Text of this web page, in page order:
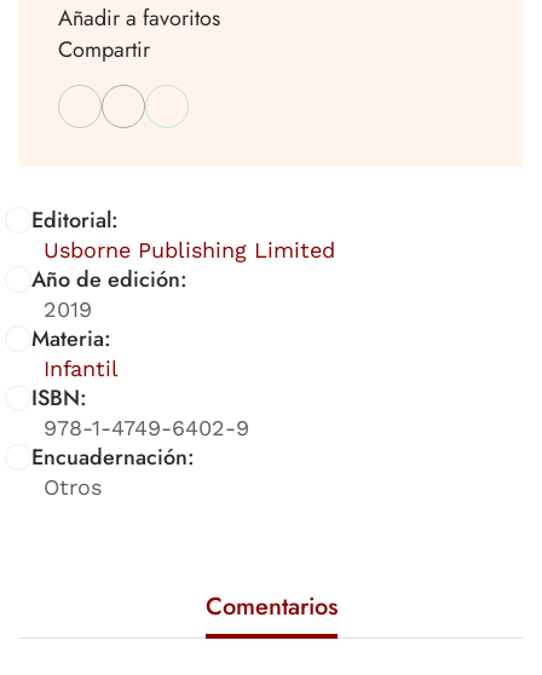
Editorial:
Usborne Publishing Limited
Año de edición:
2019
Materia:
Infantil
ISBN:
978-1-4749-6402-9
Encuadernación:
Otros
Añadir a favoritos
Compartir
Comentarios